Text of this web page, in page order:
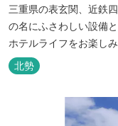
三重県の表玄関、近鉄
の名にふさわしい設備
ホテルライフをお楽し
ビジネス、会議やゴル
けます。
北勢